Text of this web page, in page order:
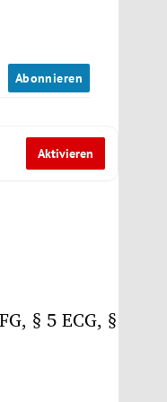
Abonnieren
Aktivieren
§ 5 ECG, §